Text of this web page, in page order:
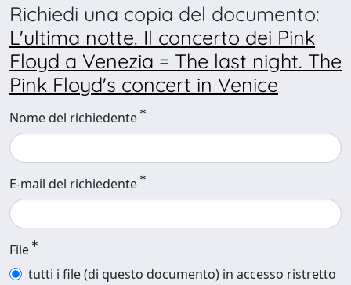
Richiedi una copia del documento:
L'ultima notte. Il concerto dei Pink
Floyd a Venezia = The last night. The
Pink Floyd's concert in Venice
Nome del richiedente
E-mail del richiedente
File
tutti i file (di questo documento) in accesso ristretto